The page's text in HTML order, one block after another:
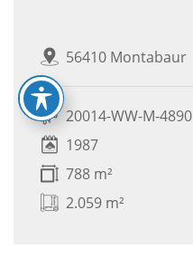
56410 Montabaur
20014-WW-M-4890
1987
788 m²
2.059 m²